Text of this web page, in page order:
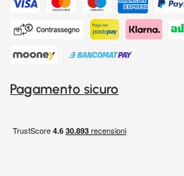
Pagamento sicuro